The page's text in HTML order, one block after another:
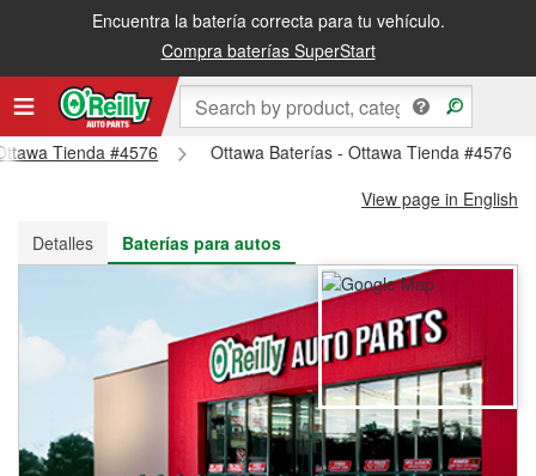
Encuentra la batería correcta para tu vehículo.
Compra baterías SuperStart
Recibe tu orden gratis al día siguiente o recógela en la tienda
Tienda #4576
Ottawa Baterías - Ottawa Tienda #4576
View page in English
Detalles
Baterías para autos